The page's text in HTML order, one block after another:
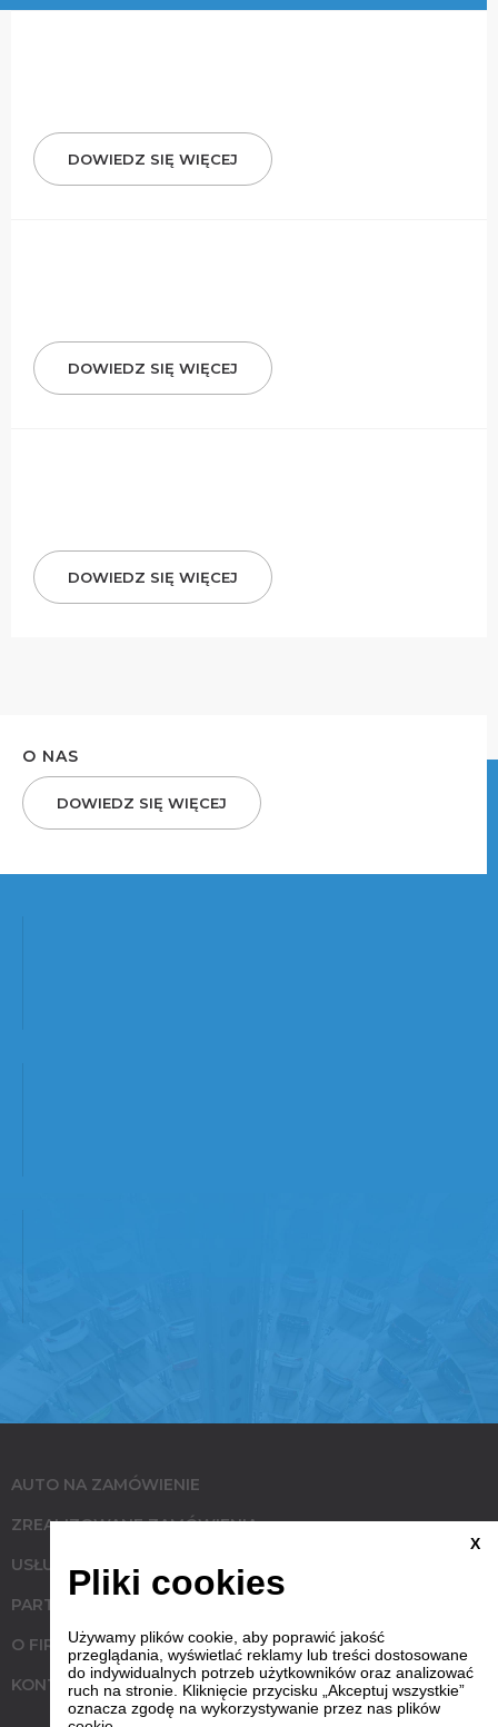
DOWIEDZ SIĘ WIĘCEJ
DOWIEDZ SIĘ WIĘCEJ
DOWIEDZ SIĘ WIĘCEJ
O NAS
DOWIEDZ SIĘ WIĘCEJ
AUTO NA ZAMÓWIENIE
ZREALIZOWANE ZAMÓWIENIA
USŁUGI
PARTNERZY
O FIRMIE
KONTAKT
X
Pliki cookies
Używamy plików cookie, aby poprawić jakość
przeglądania, wyświetlać reklamy lub treści dostosowane
do indywidualnych potrzeb użytkowników oraz analizować
ruch na stronie. Kliknięcie przycisku „Akceptuj wszystkie”
oznacza zgodę na wykorzystywanie przez nas plików